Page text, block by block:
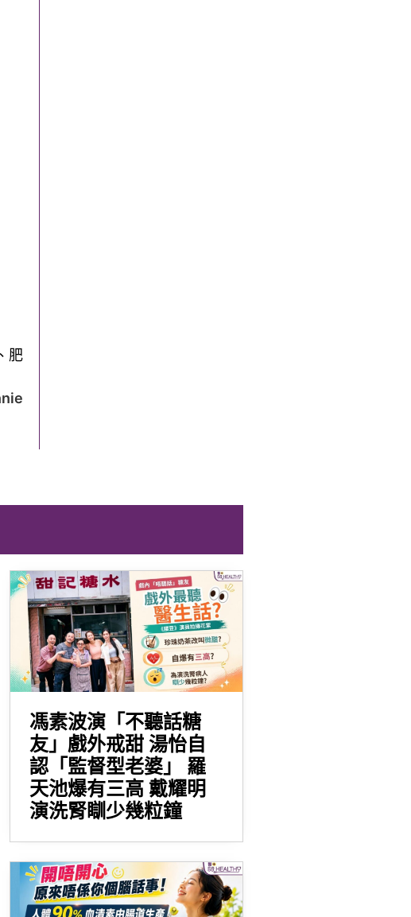
肥
馮素波演「不聽話糖
友」戲外戒甜 湯怡自
認「監督型老婆」 羅
天池爆有三高 戴耀明
演洗腎瞓少幾粒鐘